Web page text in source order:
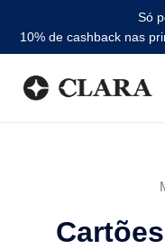
Só
10% de cashback nas